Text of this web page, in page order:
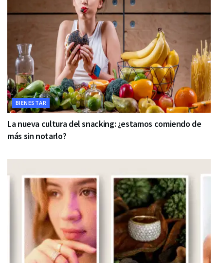
BIENESTAR
La nueva cultura del snacking: ¿estamos comiendo de
más sin notarlo?